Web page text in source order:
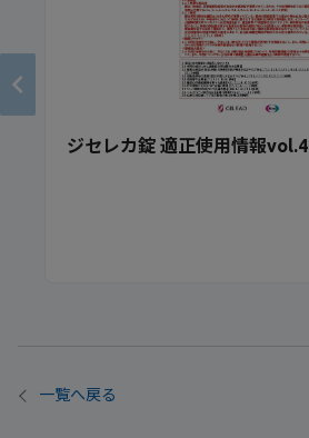
ジセレカ錠 適正使用情報vol.4
一覧へ戻る